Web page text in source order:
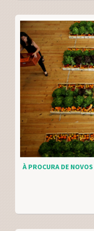
À PROCURA DE NOVOS